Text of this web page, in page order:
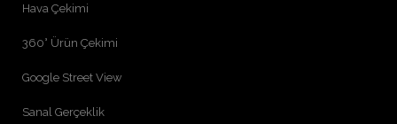
Hava Çekimi
360° Ürün Çekimi
Google Street View
Sanal Gerçeklik